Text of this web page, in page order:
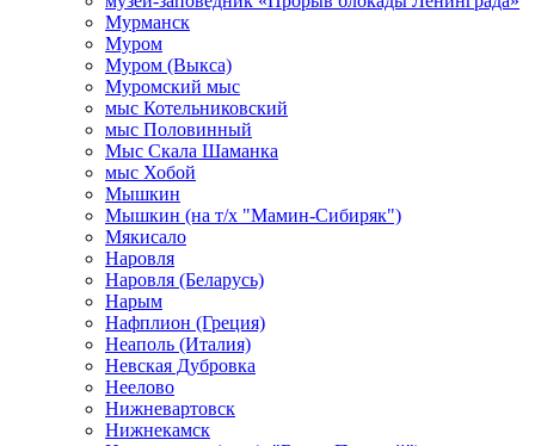
Мурманск
Муром
Муром (Выкса)
Муромский мыс
мыс Котельниковский
мыс Половинный
Мыс Скала Шаманка
мыс Хобой
Мышкин
Мышкин (на т/х "Мамин-Сибиряк")
Мякисало
Наровля
Наровля (Беларусь)
Нарым
Нафплион (Греция)
Неаполь (Италия)
Невская Дубровка
Неелово
Нижневартовск
Нижнекамск